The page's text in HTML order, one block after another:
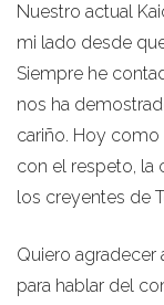
Nuestro actual
mi lado desde
Siempre he
nos ha
cariño. Hoy como
con el respeto, la
los creyentes de
Quiero agradecer
para hablar del